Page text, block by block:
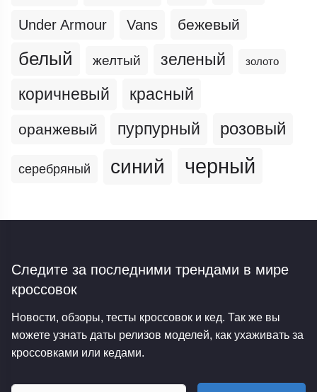
Under Armour Vans бежевый
белый желтый зеленый золото
коричневый красный
оранжевый пурпурный розовый
серебряный синий черный
Следите за последними трендами в мире
кроссовок
Новости, обзоры, тесты кроссовок и кед. Так же вы
можете узнать даты релизов моделей, как ухаживать за
кроссовками или кедами.